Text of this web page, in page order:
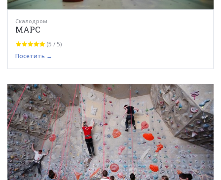
Скалодром
МАРС
(5 / 5)
Посетить →